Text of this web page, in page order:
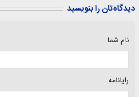
دیدگاه‌تان را بنویسید
نام شما
رایانامه